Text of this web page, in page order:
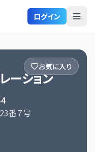
ログイン
お気に入り
ーション
番７号